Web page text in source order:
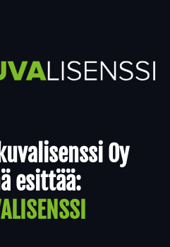
Oy
esittää: